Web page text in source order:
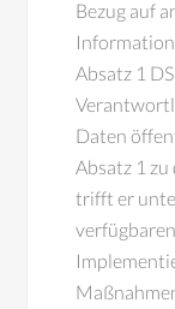
Bezug auf
Absatz 1
Daten
Absatz 1
trifft er